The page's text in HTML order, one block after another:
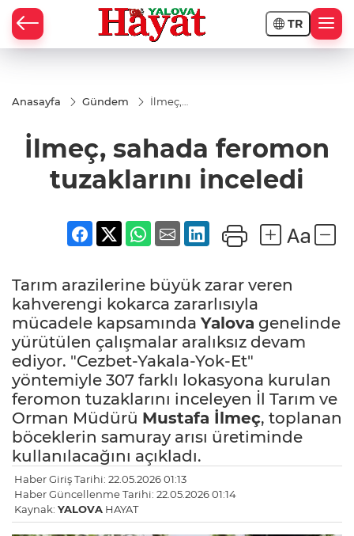
TR
Anasayfa Gündem
İlmeç,
tuzaklarını
inceledi
İlmeç, sahada feromon
tuzaklarını inceledi
Tarım arazilerine büyük zarar veren
kahverengi kokarca zararlısıyla
mücadele kapsamında Yalova genelinde
yürütülen çalışmalar aralıksız devam
ediyor. "Cezbet-Yakala-Yok-Et"
yöntemiyle 307 farklı lokasyona kurulan
feromon tuzaklarını inceleyen İl Tarım ve
Orman Müdürü Mustafa İlmeç, toplanan
böceklerin samuray arısı üretiminde
kullanılacağını açıkladı.
Haber Giriş Tarihi: 22.05.2026 01:13
Haber Güncellenme Tarihi: 22.05.2026 01:14
Kaynak: YALOVA HAYAT